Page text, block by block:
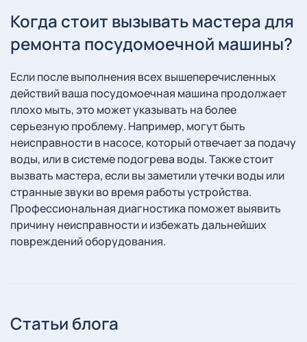
Когда стоит вызывать мастера для
ремонта посудомоечной машины?
Если после выполнения всех вышеперечисленных
действий ваша посудомоечная машина продолжает
плохо мыть, это может указывать на более
серьезную проблему. Например, могут быть
неисправности в насосе, который отвечает за подачу
воды, или в системе подогрева воды. Также стоит
вызвать мастера, если вы заметили утечки воды или
странные звуки во время работы устройства.
Профессиональная диагностика поможет выявить
причину неисправности и избежать дальнейших
повреждений оборудования.
Статьи блога